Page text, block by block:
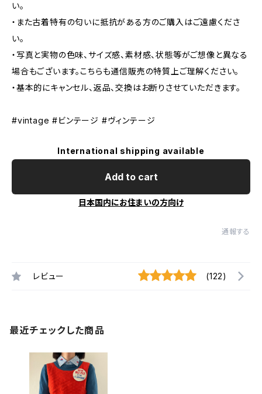
い。
・また古着特有の匂いに抵抗がある方のご購入はご遠慮くださ
い。
・写真と実物の色味、サイズ感、素材感、状態等がご想像と異なる
場合もございます。こちらも通信販売の特質上ご理解ください。
・基本的にキャンセル、返品、交換はお断りさせていただきます。
#vintage #ビンテージ #ヴィンテージ
International shipping available
Add to cart
日本国内にお住まいの方向け
通報する
レビュー (122)
最近チェックした商品